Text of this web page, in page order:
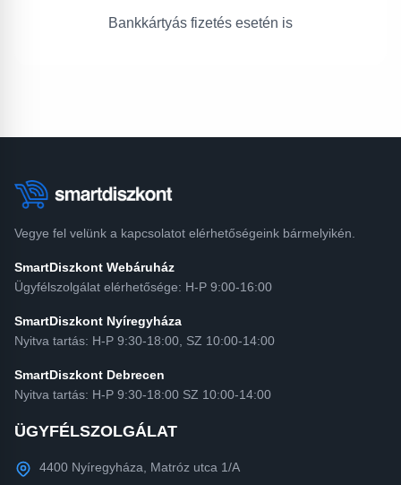
Bankkártyás fizetés esetén is
Vegye fel velünk a kapcsolatot elérhetőségeink bármelyikén.
SmartDiszkont Webáruház
Ügyfélszolgálat elérhetősége: H-P 9:00-16:00
SmartDiszkont Nyíregyháza
Nyitva tartás: H-P 9:30-18:00, SZ 10:00-14:00
SmartDiszkont Debrecen
Nyitva tartás: H-P 9:30-18:00 SZ 10:00-14:00
ÜGYFÉLSZOLGÁLAT
4400 Nyíregyháza, Matróz utca 1/A